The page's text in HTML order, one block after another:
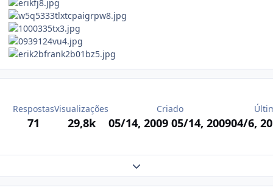
Respostas
71
Visualizações
29,8k
Criado
05/14, 2009 05/14, 200904/6,
Expand topic overview